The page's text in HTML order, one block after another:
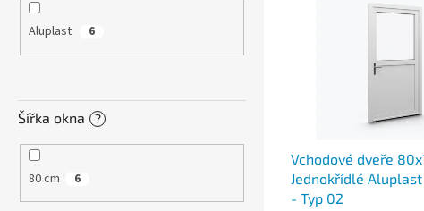
Aluplast 6
Šířka okna ?
80 cm 6
Vchodové dveře
Jednokřídlé
- Typ 02